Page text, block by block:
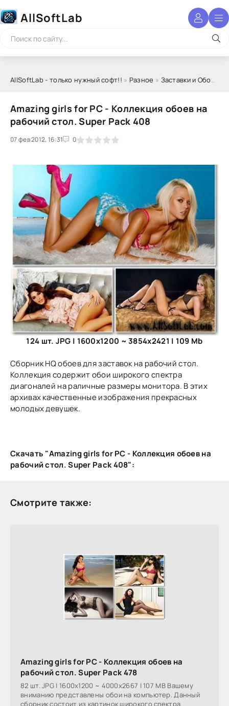
AllSoftLab
AllSoftLab - только нужный софт!! » Разное » Заставки и Обои
Amazing girls for PC - Коллекция обоев на
рабочий стол. Super Pack 408
07 фев 2012, 16:31 0
1 2 3 4 5
124 шт. JPG | 1600x1200 ~ 3854x2421 | 109 Mb
Сборник HQ обоев для заставок на рабочий стол.
Коллекция содержит обои широкого спектра
диагоналей на раличные размеры монитора. В этих
архивах качественные изображения прекрасных
молодых девушек.
Скачать "Amazing girls for PC - Коллекция обоев на
рабочий стол. Super Pack 408":
Смотрите также:
Amazing girls for PC - Коллекция обоев на
рабочий стол. Super Pack 478
82 шт. JPG | 1600x1200 ~ 4000x2667 | 107 MB Вашему
вниманию представлены обои на компьютер. Данный